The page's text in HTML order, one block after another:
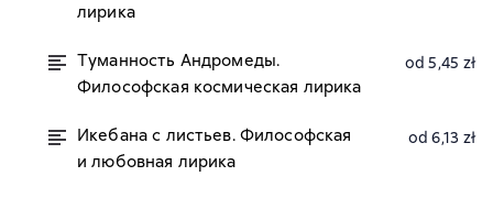
лирика
Туманность Андромеды.
Философская космическая лирика
od 5,45 zł
Икебана с листьев. Философская
и любовная лирика
od 6,13 zł